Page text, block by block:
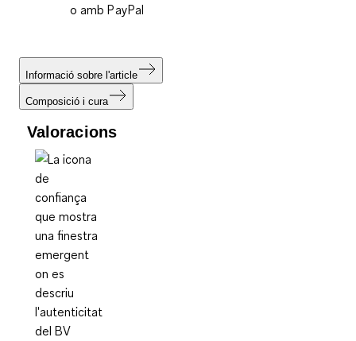
o amb PayPal
Informació sobre l'article
Composició i cura
Valoracions